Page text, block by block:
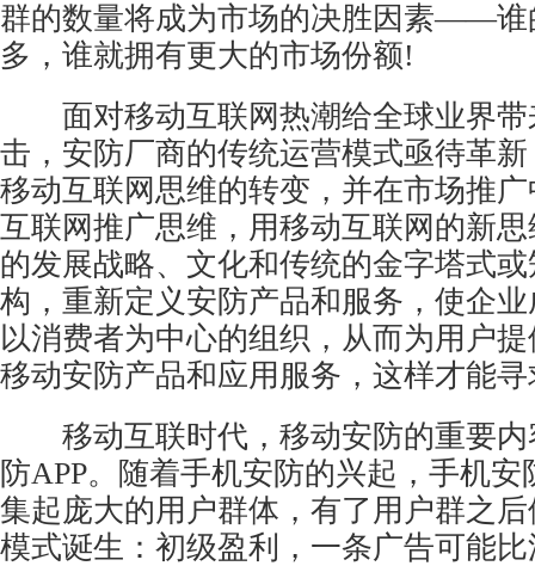
群的数量将成为市场的决胜因素——谁
多，谁就拥有更大的市场份额!
面对移动互联网热潮给全球业界带
击，安防厂商的传统运营模式亟待革
移动互联网思维的转变，并在市场推
互联网推广思维，用移动互联网的新
的发展战略、文化和传统的金字塔式
构，重新定义安防产品和服务，使企
以消费者为中心的组织，从而为用户
移动安防产品和应用服务，这样才能
移动互联时代，移动安防的重要内
防APP。随着手机安防的兴起，手机安
集起庞大的用户群体，有了用户群之
模式诞生：初级盈利，一条广告可能